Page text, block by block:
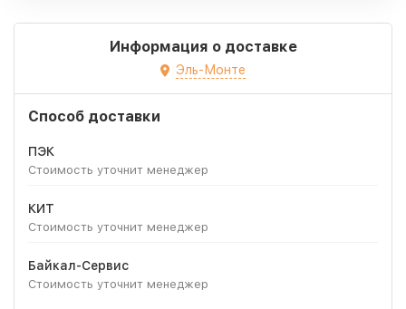
Информация о доставке
Эль-Монте
Способ доставки
ПЭК
Стоимость уточнит менеджер
КИТ
Стоимость уточнит менеджер
Байкал-Сервис
Стоимость уточнит менеджер